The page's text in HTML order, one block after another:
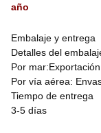
año
Embalaje y entrega
Detalles del
Por
Por vía aérea:
Tiempo de entrega
3-5 días